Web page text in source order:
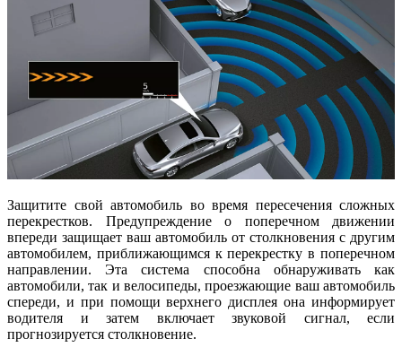
Защитите свой автомобиль во время пересечения сложных
перекрестков. Предупреждение о поперечном движении
впереди защищает ваш автомобиль от столкновения с другим
автомобилем, приближающимся к перекрестку в поперечном
направлении. Эта система способна обнаруживать как
автомобили, так и велосипеды, проезжающие ваш автомобиль
спереди, и при помощи верхнего дисплея она информирует
водителя и затем включает звуковой сигнал, если
прогнозируется столкновение.